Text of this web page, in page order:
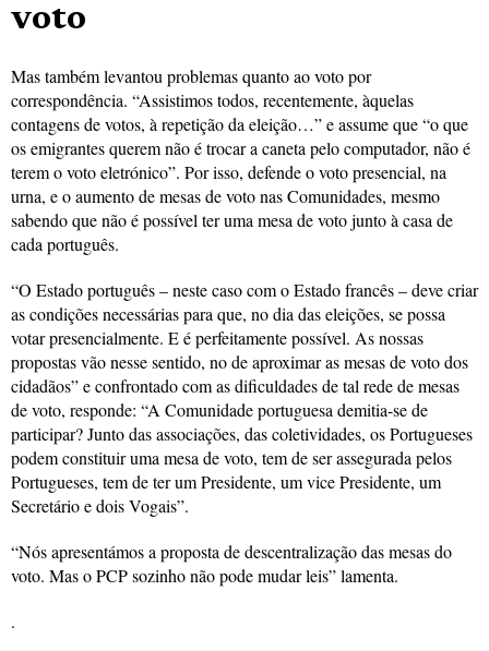
voto
Mas também levantou problemas quanto ao voto por
correspondência. “Assistimos todos, recentemente, àquelas
contagens de votos, à repetição da eleição…” e assume que “o que
os emigrantes querem não é trocar a caneta pelo computador, não é
terem o voto eletrónico”. Por isso, defende o voto presencial, na
urna, e o aumento de mesas de voto nas Comunidades, mesmo
sabendo que não é possível ter uma mesa de voto junto à casa de
cada português.
“O Estado português – neste caso com o Estado francês – deve criar
as condições necessárias para que, no dia das eleições, se possa
votar presencialmente. E é perfeitamente possível. As nossas
propostas vão nesse sentido, no de aproximar as mesas de voto dos
cidadãos” e confrontado com as dificuldades de tal rede de mesas
de voto, responde: “A Comunidade portuguesa demitia-se de
participar? Junto das associações, das coletividades, os Portugueses
podem constituir uma mesa de voto, tem de ser assegurada pelos
Portugueses, tem de ter um Presidente, um vice Presidente, um
Secretário e dois Vogais”.
“Nós apresentámos a proposta de descentralização das mesas do
voto. Mas o PCP sozinho não pode mudar leis” lamenta.
.